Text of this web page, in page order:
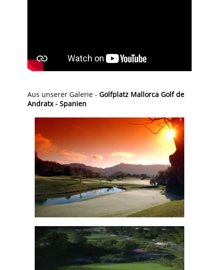
Aus unserer Galerie - Golfplatz Mallorca Golf de
Andratx - Spanien